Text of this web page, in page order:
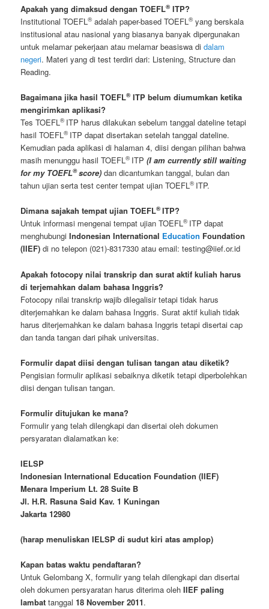
Apakah yang dimaksud dengan TOEFL®ITP?
Institutional TOEFL®adalah paper-based TOEFL®yang berskala
institusional atau nasional yang biasanya banyak dipergunakan
untuk melamar pekerjaan atau melamar beasiswa didalam
negeri. Materi yang di test terdiri dari: Listening, Structure dan
Reading.
Bagaimana jika hasil TOEFL®ITP belum diumumkan ketika
mengirimkan aplikasi?
Tes TOEFL® ITP harus dilakukan sebelum tanggal dateline tetapi
hasil TOEFL® ITP dapat disertakan setelah tanggal dateline.
Kemudian pada aplikasi di halaman 4, diisi dengan pilihan bahwa
masih menunggu hasil TOEFL® ITP(I am currently still waiting
for my TOEFL®score) dan dicantumkan tanggal, bulan dan
tahun ujian serta test center tempat ujian TOEFL® ITP.
Dimana sajakah tempat ujian TOEFL®ITP?
Untuk informasi mengenai tempat ujian TOEFL® ITP dapat
menghubungiIndonesian International Education Foundation
(IIEF)di no telepon (021)-8317330 atau email: testing@iief.or.id
Apakah fotocopy nilai transkrip dan surat aktif kuliah harus
di terjemahkan dalam bahasa Inggris?
Fotocopy nilai transkrip wajib dilegalisir tetapi tidak harus
diterjemahkan ke dalam bahasa Inggris. Surat aktif kuliah tidak
harus diterjemahkan ke dalam bahasa Inggris tetapi disertai cap
dan tanda tangan dari pihak universitas.
Formulir dapat diisi dengan tulisan tangan atau diketik?
Pengisian formulir aplikasi sebaiknya diketik tetapi diperbolehkan
diisi dengan tulisan tangan.
Formulir ditujukan ke mana?
Formulir yang telah dilengkapi dan disertai oleh dokumen
persyaratan dialamatkan ke:
IELSP
Indonesian International Education Foundation (IIEF)
Menara Imperium Lt. 28 Suite B
Jl. H.R. Rasuna Said Kav. 1 Kuningan
Jakarta 12980
(harap menuliskan IELSP di sudut kiri atas amplop)
Kapan batas waktu pendaftaran?
Untuk Gelombang X, formulir yang telah dilengkapi dan disertai
oleh dokumen persyaratan harus diterima olehIIEF paling
lambat tanggal18 November 2011.